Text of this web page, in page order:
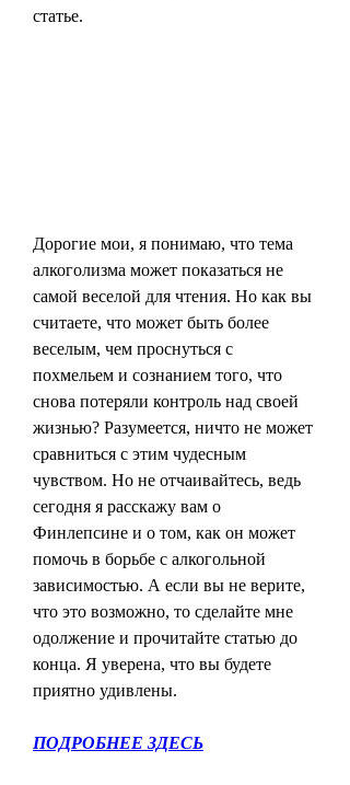
статье.
Дорогие мои, я понимаю, что тема
алкоголизма может показаться не
самой веселой для чтения. Но как вы
считаете, что может быть более
веселым, чем проснуться с
похмельем и сознанием того, что
снова потеряли контроль над своей
жизнью? Разумеется, ничто не может
сравниться с этим чудесным
чувством. Но не отчаивайтесь, ведь
сегодня я расскажу вам о
Финлепсине и о том, как он может
помочь в борьбе с алкогольной
зависимостью. А если вы не верите,
что это возможно, то сделайте мне
одолжение и прочитайте статью до
конца. Я уверена, что вы будете
приятно удивлены.
ПОДРОБНЕЕ ЗДЕСЬ